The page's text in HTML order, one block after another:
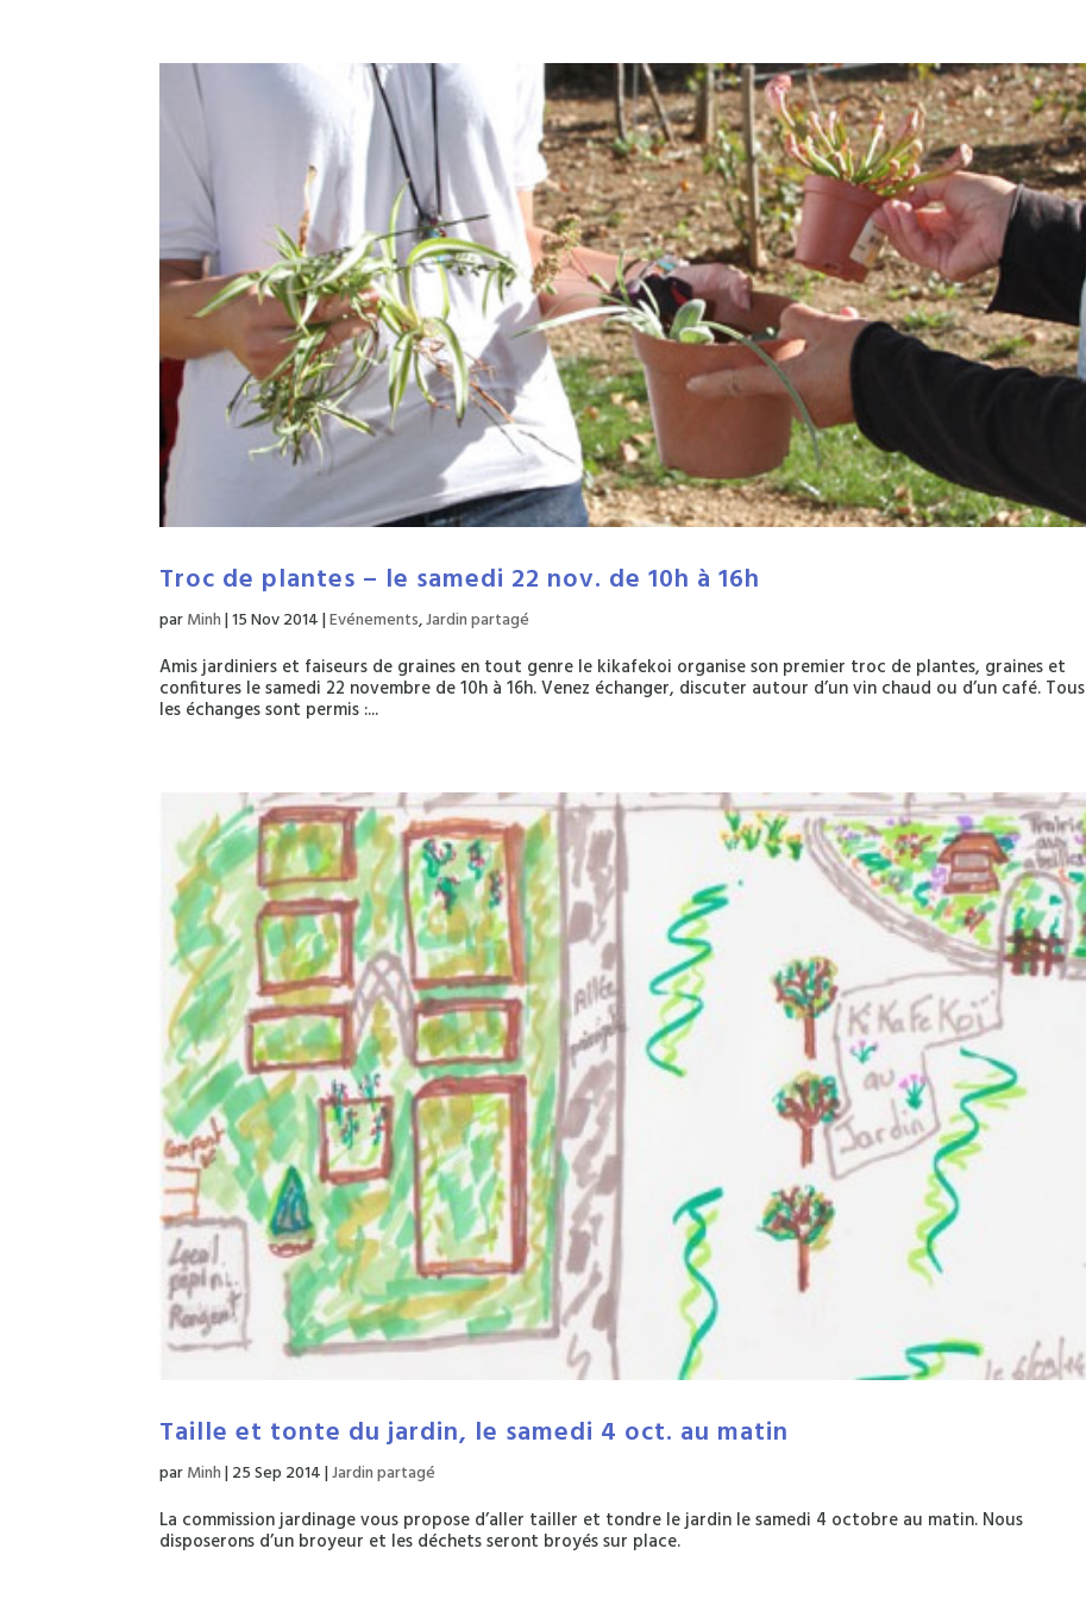
Troc de plantes – le samedi 22 nov. de 10h à 16h
parMinh|15 Nov 2014|Evénements,Jardin partagé
Amis jardiniers et faiseurs de graines en tout genre le kikafekoi organise son premier troc de plantes, graines et
confitures le samedi 22 novembre de 10h à 16h. Venez échanger, discuter autour d’un vin chaud ou d’un café. Tous
les échanges sont permis :...
Taille et tonte du jardin, le samedi 4 oct. au matin
parMinh|25 Sep 2014|Jardin partagé
La commission jardinage vous propose d’aller tailler et tondre le jardin le samedi 4 octobre au matin. Nous
disposerons d’un broyeur et les déchets seront broyés sur place.